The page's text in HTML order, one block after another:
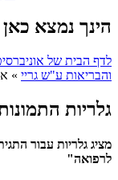
הינך נמצא כאן
לדף הבית של
והבריאות ע"ש גריי »
גלריות
לרפואה"